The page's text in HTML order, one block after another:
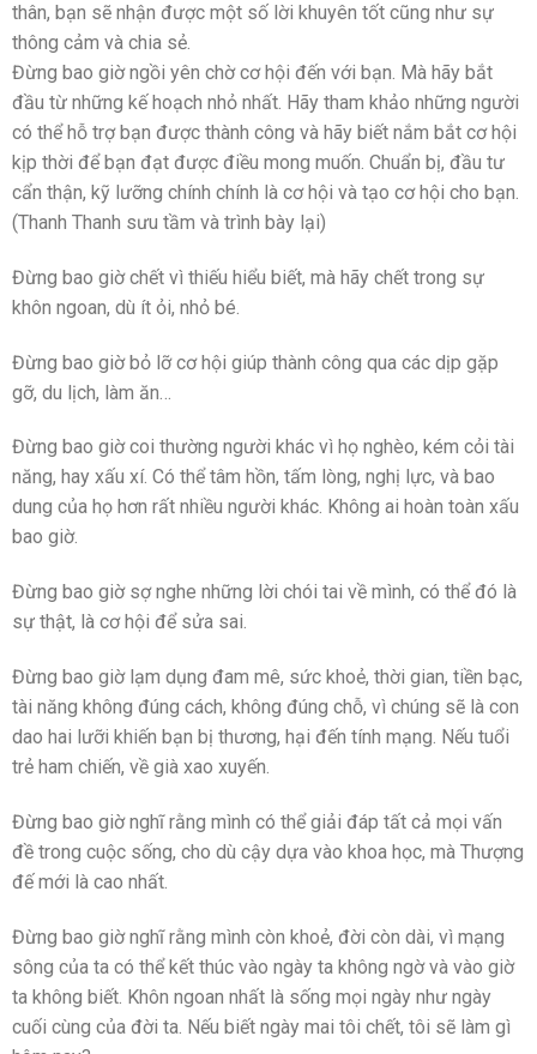
thân, bạn sẽ nhận được một số lời khuyên tốt cũng như sự
thông cảm và chia sẻ.
Đừng bao giờ ngồi yên chờ cơ hội đến với bạn. Mà hãy bắt
đầu từ những kế hoạch nhỏ nhất. Hãy tham khảo những người
có thể hỗ trợ bạn được thành công và hãy biết nắm bắt cơ hội
kịp thời để bạn đạt được điều mong muốn. Chuẩn bị, đầu tư
cẩn thận, kỹ lưỡng chính chính là cơ hội và tạo cơ hội cho bạn.
(Thanh Thanh sưu tầm và trình bày lại)
Đừng bao giờ chết vì thiếu hiểu biết, mà hãy chết trong sự
khôn ngoan, dù ít ỏi, nhỏ bé.
Đừng bao giờ bỏ lỡ cơ hội giúp thành công qua các dịp gặp
gỡ, du lịch, làm ăn…
Đừng bao giờ coi thường người khác vì họ nghèo, kém cỏi tài
năng, hay xấu xí. Có thể tâm hồn, tấm lòng, nghị lực, và bao
dung của họ hơn rất nhiều người khác. Không ai hoàn toàn xấu
bao giờ.
Đừng bao giờ sợ nghe những lời chói tai về mình, có thể đó là
sự thật, là cơ hội để sửa sai.
Đừng bao giờ lạm dụng đam mê, sức khoẻ, thời gian, tiền bạc,
tài năng không đúng cách, không đúng chỗ, vì chúng sẽ là con
dao hai lưỡi khiến bạn bị thương, hại đến tính mạng. Nếu tuổi
trẻ ham chiến, về già xao xuyến.
Đừng bao giờ nghĩ rằng mình có thể giải đáp tất cả mọi vấn
đề trong cuộc sống, cho dù cậy dựa vào khoa học, mà Thượng
đế mới là cao nhất.
Đừng bao giờ nghĩ rằng mình còn khoẻ, đời còn dài, vì mạng
sông của ta có thể kết thúc vào ngày ta không ngờ và vào giờ
ta không biết. Khôn ngoan nhất là sống mọi ngày như ngày
cuối cùng của đời ta. Nếu biết ngày mai tôi chết, tôi sẽ làm gì